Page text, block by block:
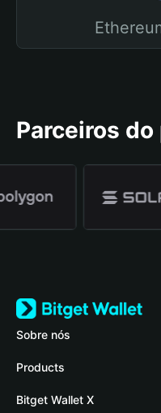
Parceiros
Sobre nós
Bitget Wallet
Blog
Products
Crypto Card
Bitget Wallet X